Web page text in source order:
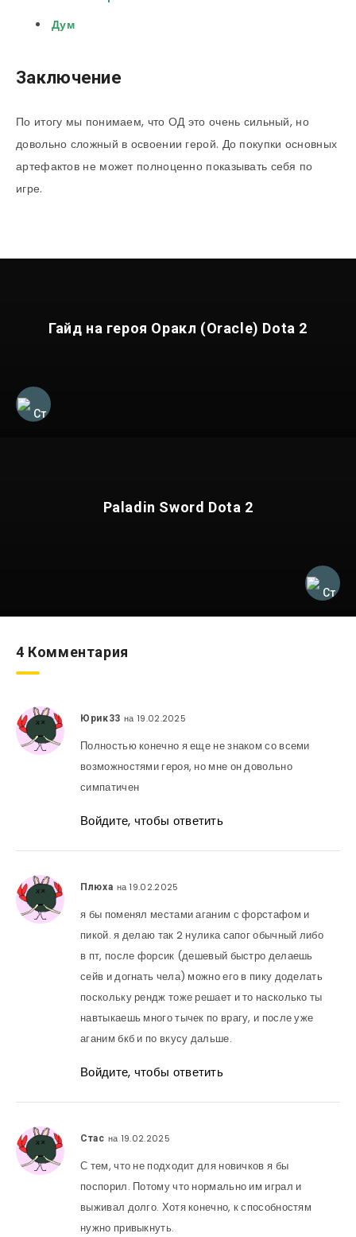
Дум
Заключение
По итогу мы понимаем, что ОД это очень сильный, но
довольно сложный в освоении герой. До покупки основных
артефактов не может полноценно показывать себя по
игре.
Гайд на героя Оракл (Oracle) Dota 2
Paladin Sword Dota 2
4 Комментария
Юрик33 на 19.02.2025
Полностью конечно я еще не знаком со всеми
возможностями героя, но мне он довольно
симпатичен
Войдите, чтобы ответить
Плюха на 19.02.2025
я бы поменял местами аганим с форстафом и
пикой. я делаю так 2 нулика сапог обычный либо
в пт, после форсик (дешевый быстро делаешь
сейв и догнать чела) можно его в пику доделать
поскольку рендж тоже решает и то насколько ты
навтыкаешь много тычек по врагу, и после уже
аганим бкб и по вкусу дальше.
Войдите, чтобы ответить
Стас на 19.02.2025
С тем, что не подходит для новичков я бы
поспорил. Потому что нормально им играл и
выживал долго. Хотя конечно, к способностям
нужно привыкнуть.